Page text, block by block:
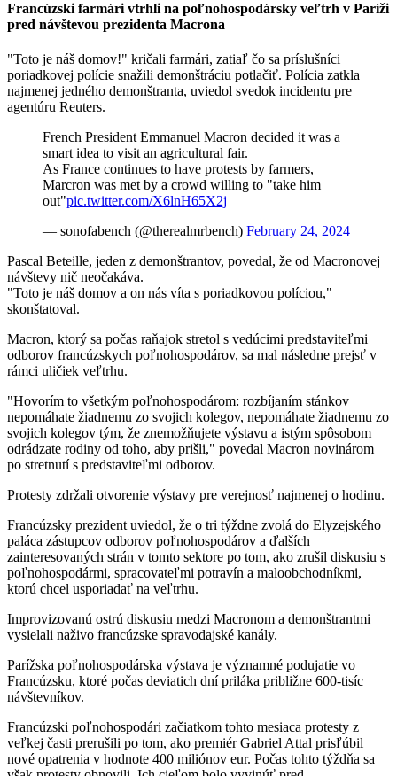
Francúzski farmári vtrhli na poľnohospodársky veľtrh v Paríži
pred návštevou prezidenta Macrona
"Toto je náš domov!" kričali farmári, zatiaľ čo sa príslušníci
poriadkovej polície snažili demonštráciu potlačiť. Polícia zatkla
najmenej jedného demonštranta, uviedol svedok incidentu pre
agentúru Reuters.
French President Emmanuel Macron decided it was a
smart idea to visit an agricultural fair.
As France continues to have protests by farmers,
Marcron was met by a crowd willing to "take him
out"pic.twitter.com/X6lnH65X2j
— sonofabench (@therealmrbench) February 24, 2024
Pascal Beteille, jeden z demonštrantov, povedal, že od Macronovej
návštevy nič neočakáva.
"Toto je náš domov a on nás víta s poriadkovou políciou,"
skonštatoval.
Macron, ktorý sa počas raňajok stretol s vedúcimi predstaviteľmi
odborov francúzskych poľnohospodárov, sa mal následne prejsť v
rámci uličiek veľtrhu.
"Hovorím to všetkým poľnohospodárom: rozbíjaním stánkov
nepomáhate žiadnemu zo svojich kolegov, nepomáhate žiadnemu zo
svojich kolegov tým, že znemožňujete výstavu a istým spôsobom
odrádzate rodiny od toho, aby prišli," povedal Macron novinárom
po stretnutí s predstaviteľmi odborov.
Protesty zdržali otvorenie výstavy pre verejnosť najmenej o hodinu.
Francúzsky prezident uviedol, že o tri týždne zvolá do Elyzejského
paláca zástupcov odborov poľnohospodárov a ďalších
zainteresovaných strán v tomto sektore po tom, ako zrušil diskusiu s
poľnohospodármi, spracovateľmi potravín a maloobchodníkmi,
ktorú chcel usporiadať na veľtrhu.
Improvizovanú ostrú diskusiu medzi Macronom a demonštrantmi
vysielali naživo francúzske spravodajské kanály.
Parížska poľnohospodárska výstava je významné podujatie vo
Francúzsku, ktoré počas deviatich dní priláka približne 600-tisíc
návštevníkov.
Francúzski poľnohospodári začiatkom tohto mesiaca protesty z
veľkej časti prerušili po tom, ako premiér Gabriel Attal prisľúbil
nové opatrenia v hodnote 400 miliónov eur. Počas tohto týždňa sa